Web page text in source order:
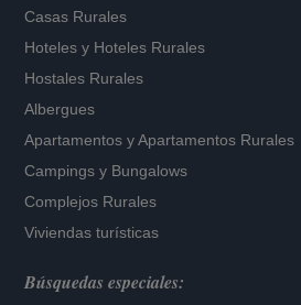
Casas Rurales
Hoteles y Hoteles Rurales
Hostales Rurales
Albergues
Apartamentos yApartamentos Rurales
Campings y Bungalows
Complejos Rurales
Viviendas turísticas
Búsquedas especiales: